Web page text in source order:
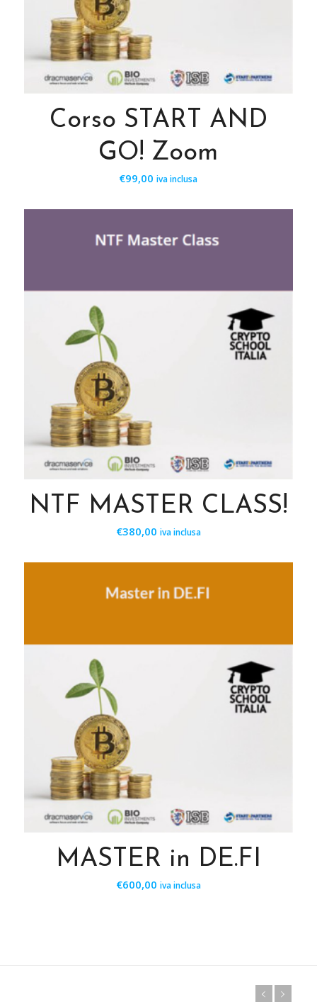
Corso START AND
GO! Zoom
€99,00 iva inclusa
NTF MASTER CLASS!
€380,00 iva inclusa
MASTER in DE.FI
€600,00 iva inclusa